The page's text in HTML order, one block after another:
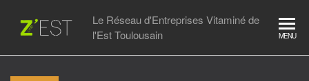
content
Le Réseau d'Entreprises Vitaminé de
l'Est Toulousain
MENU